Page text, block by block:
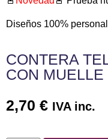
Diseños 100%
CONTERA
CON MUELLE
2,70 € IVA inc.